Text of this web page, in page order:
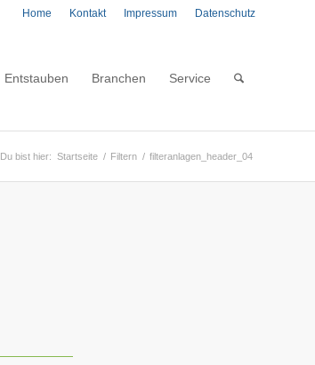
Home Kontakt Impressum Datenschutz
Entstauben Branchen Service
Du bist hier: Startseite / Filtern / filteranlagen_header_04